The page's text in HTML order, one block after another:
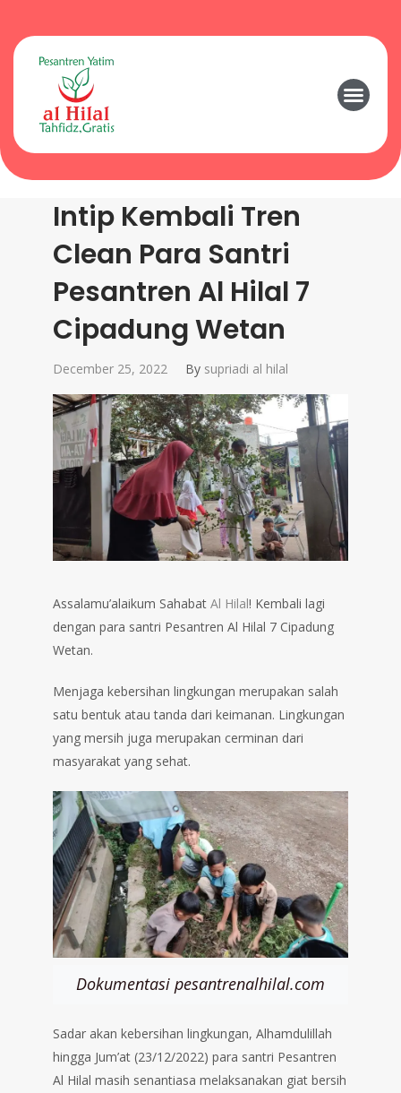
Intip Kembali Tren
Clean Para Santri
Pesantren Al Hilal 7
Cipadung Wetan
December 25, 2022 By supriadi al hilal
Assalamu’alaikum Sahabat Al Hilal! Kembali lagi
dengan para santri Pesantren Al Hilal 7 Cipadung
Wetan.
Menjaga kebersihan lingkungan merupakan salah
satu bentuk atau tanda dari keimanan. Lingkungan
yang mersih juga merupakan cerminan dari
masyarakat yang sehat.
Dokumentasi pesantrenalhilal.com
Sadar akan kebersihan lingkungan, Alhamdulillah
hingga Jum’at (23/12/2022) para santri Pesantren
Al Hilal masih senantiasa melaksanakan giat bersih